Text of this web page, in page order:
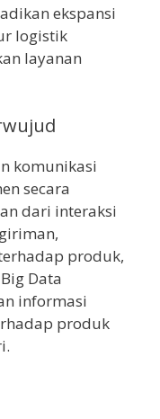
ekspansi
logistik
layanan
komunikasi
secara
dari interaksi
produk,
Data
informasi
produk